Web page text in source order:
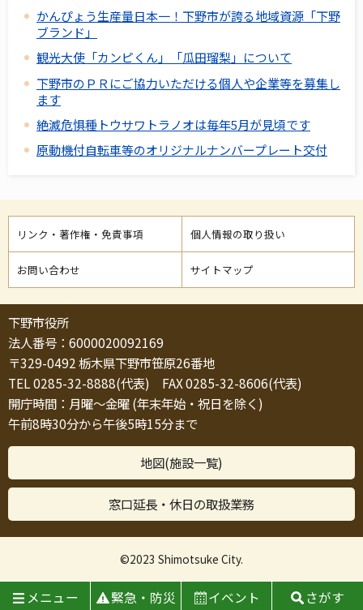
かんぴょう生産量日本一！下野市が誇る地域資源「下野
ブランド」
観光大使「カンピくん」「瓜田瑠梨」について
下野市のＰＲにご協力いただける個人や企業等を募集し
ます
絶滅危惧種トウサワトラノオは毎年5月が見頃です
原動機付自転車等のオリジナルナンバープレート交付
リンク・著作権・免責事項 個人情報の取り扱い
お問い合わせ サイトマップ
下野市役所
法人番号：6000020092169
〒329-0492 栃木県下野市笹原26番地
TEL 0285-32-8888(代表) FAX 0285-32-8606(代表)
開庁時間：月曜～金曜 (年末年始・祝日を除く)
午前8時30分から午後5時15分まで
地図(施設一覧)
窓口延長・休日の取扱業務
©2023 Shimotsuke City.
メニュー 緊急・防災 イベント さがす